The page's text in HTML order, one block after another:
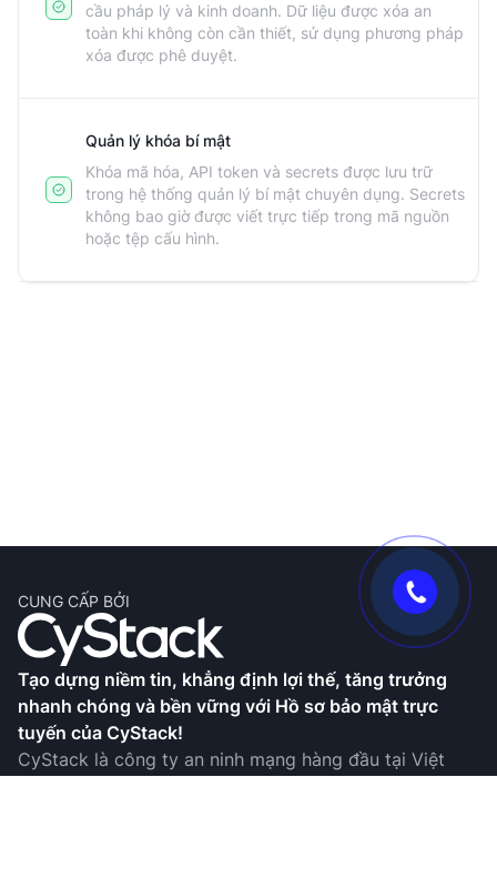
cầu pháp lý và kinh doanh. Dữ liệu được xóa an
toàn khi không còn cần thiết, sử dụng phương pháp
xóa được phê duyệt.
Quản lý khóa bí mật
Khóa mã hóa, API token và secrets được lưu trữ
trong hệ thống quản lý bí mật chuyên dụng. Secrets
không bao giờ được viết trực tiếp trong mã nguồn
hoặc tệp cấu hình.
CUNG CẤP BỞI
Tạo dựng niềm tin, khẳng định lợi thế, tăng trưởng
nhanh chóng và bền vững với Hồ sơ bảo mật trực
tuyến của CyStack!
CyStack là công ty an ninh mạng hàng đầu tại Việt